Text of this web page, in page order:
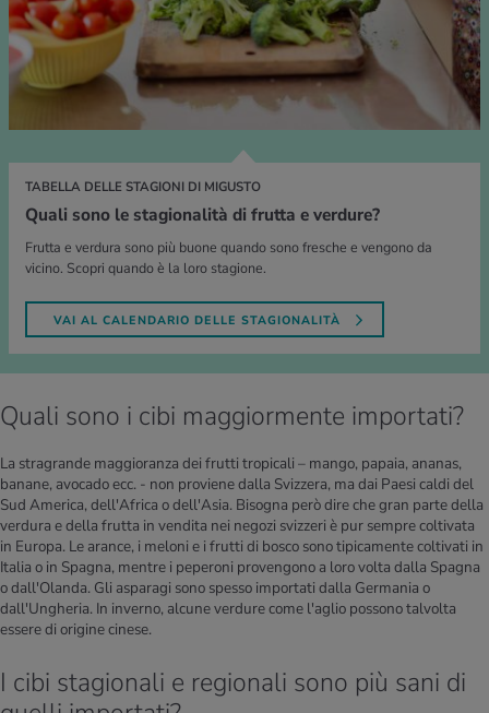
TABELLA DELLE STAGIONI DI MIGUSTO
Quali sono le stagionalità di frutta e verdure?
Frutta e verdura sono più buone quando sono fresche e vengono da
vicino. Scopri quando è la loro stagione.
VAI AL CALENDARIO DELLE STAGIONALITÀ
Quali sono i cibi maggiormente importati?
La stragrande maggioranza dei frutti tropicali – mango, papaia, ananas,
banane, avocado ecc. - non proviene dalla Svizzera, ma dai Paesi caldi del
Sud America, dell'Africa o dell'Asia. Bisogna però dire che gran parte della
verdura e della frutta in vendita nei negozi svizzeri è pur sempre coltivata
in Europa. Le arance, i meloni e i frutti di bosco sono tipicamente coltivati in
Italia o in Spagna, mentre i peperoni provengono a loro volta dalla Spagna
o dall'Olanda. Gli asparagi sono spesso importati dalla Germania o
dall'Ungheria. In inverno, alcune verdure come l'aglio possono talvolta
essere di origine cinese.
I cibi stagionali e regionali sono più sani di